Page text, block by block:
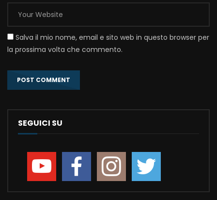
Salva il mio nome, email e sito web in questo browser per
la prossima volta che commento.
SEGUICI SU